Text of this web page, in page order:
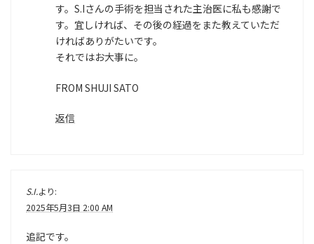
す。S.Iさんの手術を担当された主治医に私も感謝で
す。宜しければ、その後の経過をまた教えていただ
ければありがたいです。
それではお大事に。
FROM SHUJI SATO
返信
S.I.より:
2025年5月3日 2:00 AM
追記です。